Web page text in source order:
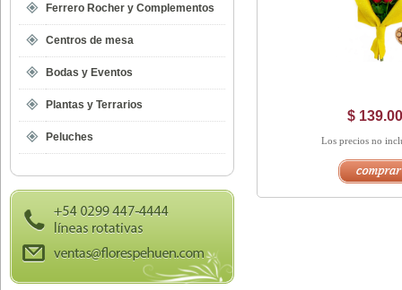
Ferrero Rocher y Complementos
Centros de mesa
Bodas y Eventos
Plantas y Terrarios
Peluches
$
Los precios no